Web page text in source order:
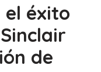
el éxito
de